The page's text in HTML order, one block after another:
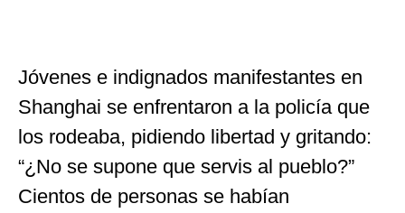
Jóvenes e indignados manifestantes en
Shanghai se enfrentaron a la policía que
los rodeaba, pidiendo libertad y gritando:
“¿No se supone que servis al pueblo?”
Cientos de personas se habían